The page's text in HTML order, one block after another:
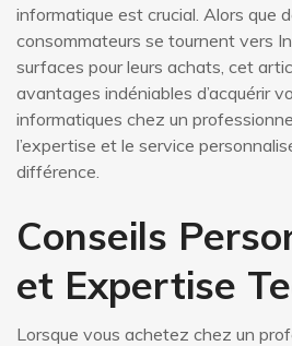
informatique est crucial. Alors que
consommateurs se tournent vers
surfaces pour leurs achats, cet
avantages indéniables d’acquérir
informatiques chez un
l’expertise et le service
différence.
Conseils
et Expertise
Lorsque vous achetez chez un